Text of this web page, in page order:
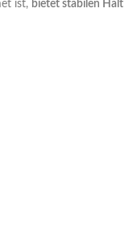
ist, bietet stabilen Halt